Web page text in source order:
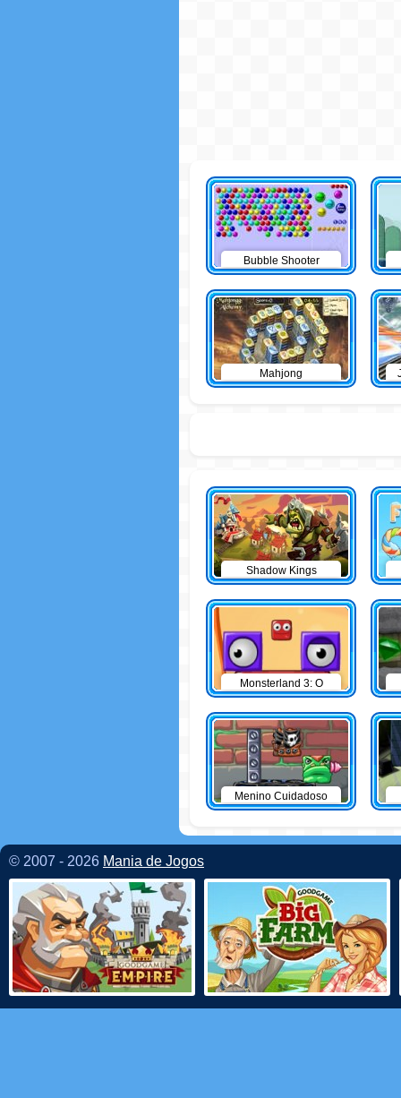
Bubble Shooter
Mahjong
Shadow Kings
Monsterland 3: O
Retorno do Junior
Menino Cuidadoso
© 2007 - 2026 Mania de Jogos